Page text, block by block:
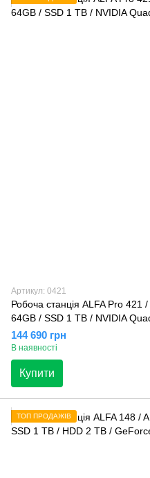
Артикул: 0421
Робоча станція ALFA Pro
64GB / SSD 1 TB / NVIDIA
144 690 грн
В наявності
Купити
ТОП ПРОДАЖІВ